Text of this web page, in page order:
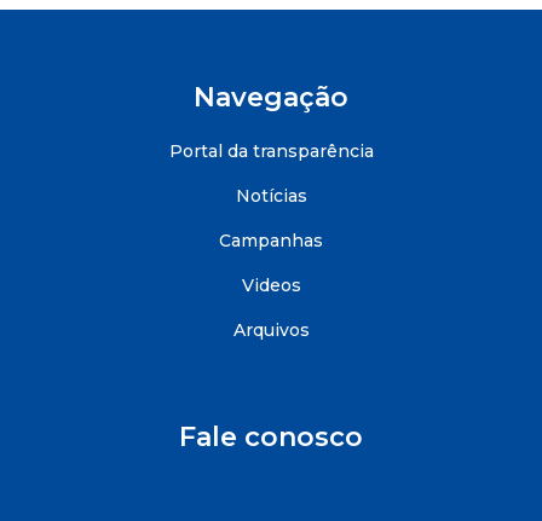
Navegação
Portal da transparência
Notícias
Campanhas
Videos
Arquivos
Fale conosco